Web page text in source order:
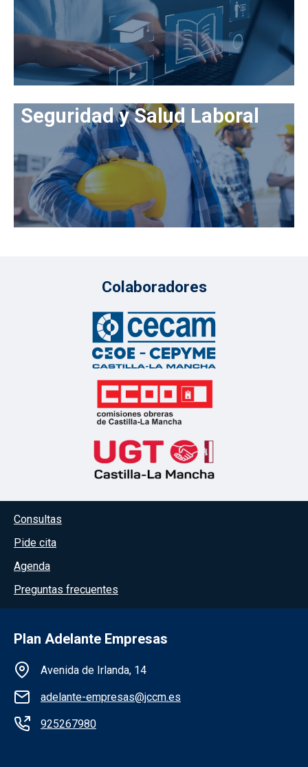
Seguridad y Salud Laboral
Colaboradores
Menú del pie
Consultas
Pide cita
Agenda
Preguntas frecuentes
Plan Adelante Empresas
Información de la institución
Avenida de Irlanda, 14
adelante-empresas@jccm.es
925267980